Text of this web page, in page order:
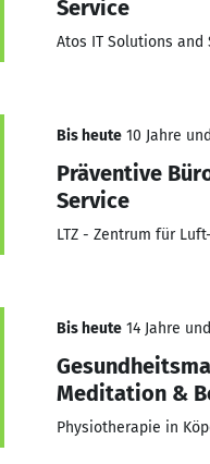
Service
Atos IT Solutions and
Bis heute 10 Jahre
Präventive
Service
LTZ - Zentrum für
Bis heute 14 Jahre
Meditation &
Physiotherapie in